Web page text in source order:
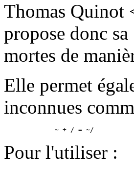
Thomas Quinot
propose donc sa
mortes de
Elle permet
inconnues
Pour l'utiliser :